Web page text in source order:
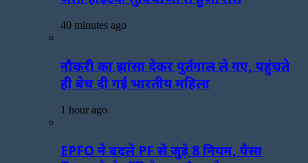
40 minutes ago
नौकरी का झांसा देकर पुर्तगाल ले गए, पहुंचते
ही बेच दी गई भारतीय महिला
1 hour ago
EPFO ने बदले PF से जुड़े 8 नियम, पैसा